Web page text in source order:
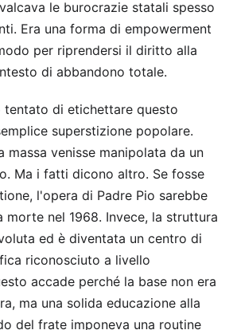
le burocrazie statali spesso
Era una forma di empowerment
per riprendersi il diritto alla
di abbandono totale.
di etichettare questo
superstizione popolare.
massa venisse manipolata da un
Ma i fatti dicono altro. Se fosse
l'opera di Padre Pio sarebbe
morte nel 1968. Invece, la struttura
ed è diventata un centro di
riconosciuto a livello
accade perché la base non era
ma una solida educazione alla
del frate imponeva una routine